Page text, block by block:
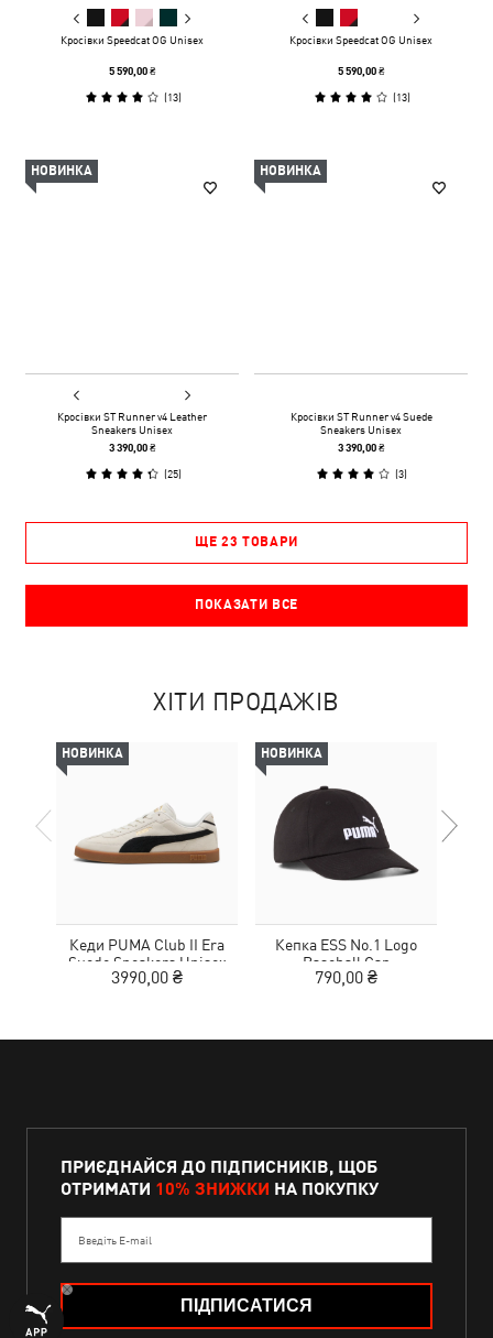
Кросівки Speedcat OG Unisex
5 590,00 ₴
(13)
Кросівки Speedcat OG Unisex
5 590,00 ₴
(13)
НОВИНКА
Кросівки ST Runner v4 Leather
Sneakers Unisex
3 390,00 ₴
(25)
НОВИНКА
Кросівки ST Runner v4 Suede
Sneakers Unisex
3 390,00 ₴
(3)
ЩЕ 23 ТОВАРИ
ПОКАЗАТИ ВСЕ
ХІТИ ПРОДАЖІВ
НОВИНКА
Кеди PUMA Club II Era
Suede Sneakers Unisex
3990,00 ₴
НОВИНКА
Кепка ESS No.1 Logo
Baseball Cap
790,00 ₴
ПРИЄДНАЙСЯ ДО ПІДПИСНИКІВ, ЩОБ
ОТРИМАТИ 10% ЗНИЖКИ НА ПОКУПКУ
Введіть E-mail
ПІДПИСАТИСЯ